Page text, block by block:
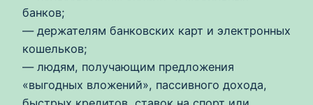
банков;
— держателям банковских карт и электронных
кошельков;
— людям, получающим предложения
«выгодных вложений», пассивного дохода,